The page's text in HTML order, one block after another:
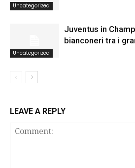
Uncategorized
Uncategorized
Juventus in
bianconeri tra i
LEAVE A REPLY